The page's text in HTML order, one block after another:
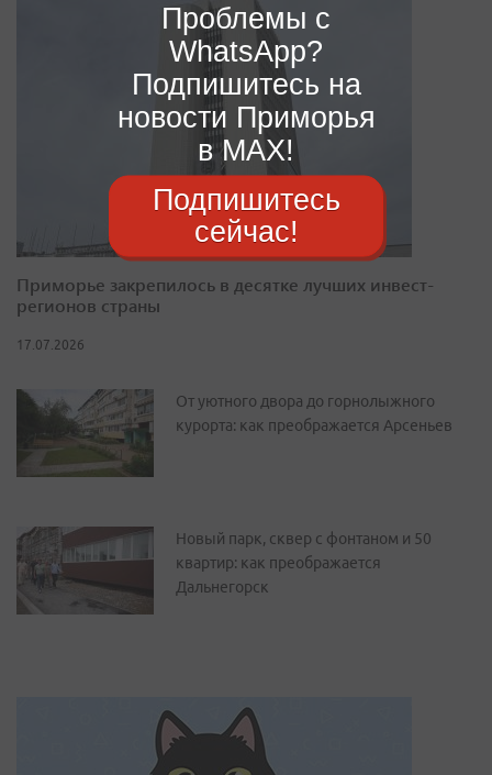
Приморье закрепилось в десятке лучших инвест-
регионов страны
17.07.2026
От уютного двора до горнолыжного
курорта: как преображается Арсеньев
Новый парк, сквер с фонтаном и 50
квартир: как преображается
Дальнегорск
Проблемы с
WhatsApp?
Подпишитесь на
новости Приморья
в MAX!
Подпишитесь
сейчас!